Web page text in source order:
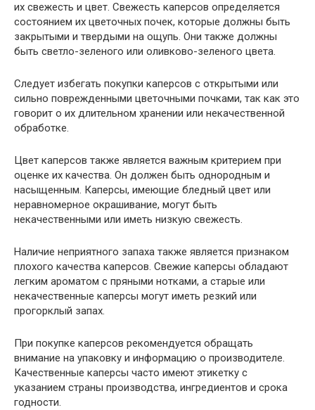
их свежесть и цвет. Свежесть каперсов определяется
состоянием их цветочных почек, которые должны быть
закрытыми и твердыми на ощупь. Они также должны
быть светло-зеленого или оливково-зеленого цвета.
Следует избегать покупки каперсов с открытыми или
сильно поврежденными цветочными почками, так как это
говорит о их длительном хранении или некачественной
обработке.
Цвет каперсов также является важным критерием при
оценке их качества. Он должен быть однородным и
насыщенным. Каперсы, имеющие бледный цвет или
неравномерное окрашивание, могут быть
некачественными или иметь низкую свежесть.
Наличие неприятного запаха также является признаком
плохого качества каперсов. Свежие каперсы обладают
легким ароматом с пряными нотками, а старые или
некачественные каперсы могут иметь резкий или
прогорклый запах.
При покупке каперсов рекомендуется обращать
внимание на упаковку и информацию о производителе.
Качественные каперсы часто имеют этикетку с
указанием страны производства, ингредиентов и срока
годности.